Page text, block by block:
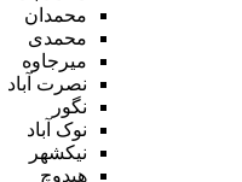
محمدان
محمدی
میرجاوه
نصرت آباد
نگور
نوک آباد
نیکشهر
هیدوچ